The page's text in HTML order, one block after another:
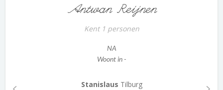
Antwan Reijnen
Kent 1 personen
NA
Woont in -
Stanislaus Tilburg